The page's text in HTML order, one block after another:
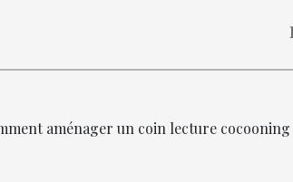
aménager un coin lecture cocooning